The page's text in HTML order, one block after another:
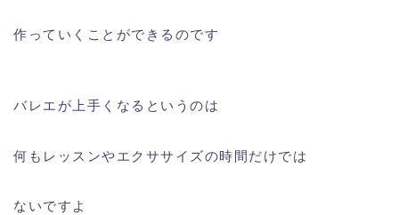
作っていくことができるのです
バレエが上手くなるというのは
何もレッスンやエクササイズの時間だけでは
ないですよ